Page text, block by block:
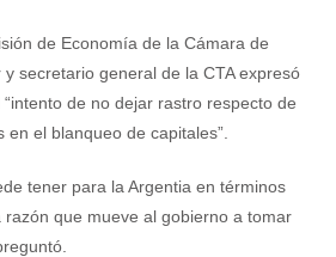
de Economía de la Cámara de
secretario general de la CTA expresó
de no dejar rastro respecto de
el blanqueo de capitales”.
tener para la Argentia en términos
que mueve al gobierno a tomar